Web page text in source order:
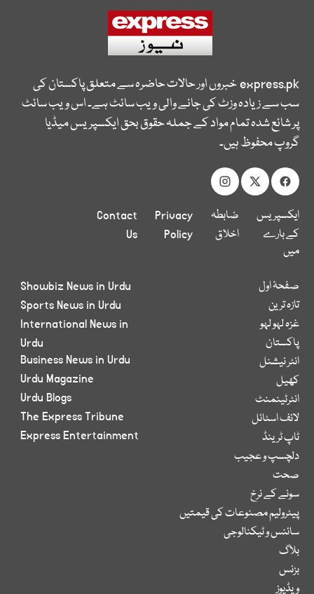
express.pkخبروں اور حالات حاضرہ سے متعلق پاکستان کی
سب سے زیادہ وزٹ کی جانے والی ویب سائٹ ہے۔ اس ویب سائٹ
پر شائع شدہ تمام مواد کے جملہ حقوق بحق ایکسپریس میڈیا
گروپ محفوظ ہیں۔
ایکسپریس
کے بارے
میں
ضابطہ
اخلاق
Privacy
Policy
Contact
Us
صفحۂ اول
تازہ ترین
غزہ لہو لہو
پاکستان
انٹر نیشنل
کھیل
انٹرٹینمنٹ
لائف اسٹائل
ٹاپ ٹرینڈ
دلچسپ و عجیب
صحت
سونے کے نرخ
پیٹرولیم مصنوعات کی قیمتیں
سائنس و ٹیکنالوجی
بلاگ
بزنس
ویڈیوز
Showbiz News in Urdu
Sports News in Urdu
International News in
Urdu
Business News in Urdu
Urdu Magazine
Urdu Blogs
The Express Tribune
Express Entertainment